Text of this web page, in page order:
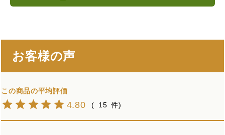
お客様の声
4.80 15